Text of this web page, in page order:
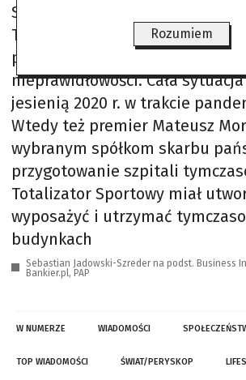
Sportowego Mimo kontrowersji
Totalizatora Sportowego
projektu. Jego zdaniem nie
nieprawidłowości. Cała
jesienią 2020 r. w trakcie
Wtedy też premier Mateusz
wybranym spółkom skarbu
przygotowanie szpitali
Totalizator Sportowy miał
wyposażyć i utrzymać
budynkach
Sebastian Jadowski-Szreder na podst. Business
Bankier.pl, PAP
W NUMERZE WIADOMOŚCI
TOP WIADOMOŚCI ŚWIAT/PERYSKOP
Rozumiem